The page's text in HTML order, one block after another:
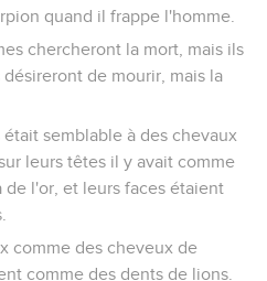
quand il frappe l'homme.
chercheront la mort, mais ils
de mourir, mais la
semblable à des chevaux
leurs têtes il y avait comme
de l'or, et leurs faces étaient
comme des cheveux de
comme des dents de lions.